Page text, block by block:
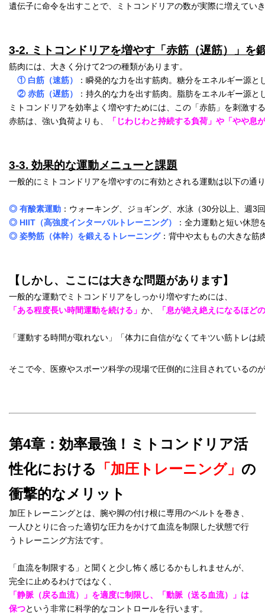
遺伝子に命令を出すことで、ミトコンドリアの数が実際に増えてい
3-2. ミトコンドリアを増やす「赤筋（遅筋）」を
筋肉には、大きく分けて2つの種類があります。
① 白筋（速筋）
：瞬発的な力を出す筋肉。糖分をエネルギー源
② 赤筋（遅筋）
：持久的な力を出す筋肉。脂肪をエネルギー源と
ミトコンドリアを効率よく増やすためには、この「赤筋」を刺激す
赤筋は、強い負荷よりも、
「じわじわと持続する負荷」や「やや息
3-3. 効果的な運動メニューと課題
一般的にミトコンドリアを増やすのに有効とされる運動は以下の通
◎ 有酸素運動 ：ウォーキング、ジョギング、水泳（30分以上、週3
◎ HIIT（高強度インターバルトレーニング）
：全力運動と短い休憩
◎ 姿勢筋（体幹）を鍛えるトレーニング：背中や太ももの大きな筋
【しかし、ここには大きな問題があります】
「ある程度長い時間運動を続ける 」 か、 「息が絶え絶えになるほど
そこで今、医療やスポーツ科学の現場で圧倒的に注目されているの
第4章：効率最強！ミトコンドリア活
性化における
「加圧トレーニング」 の
衝撃的なメリット
加圧トレーニングとは、腕や脚の付け根に専用のベルトを巻き、
一人ひとりに合った適切な圧力をかけて血流を制限した状態で行
うトレーニング方法です。
「血流を制限する」と聞くと少し怖く感じるかもしれませんが、
完全に止めるわけではなく、
「静脈（戻る血流）」を適度に制限し、「動脈（送る血流）」は
保つという非常に科学的なコントロールを行います。